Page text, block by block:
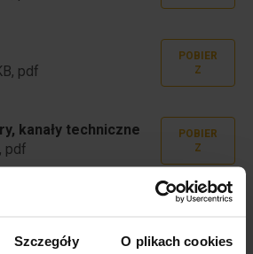
Szczegóły O plikach cookies
pdf
POBIER
Z
kanały techniczne
pdf
POBIER
Z